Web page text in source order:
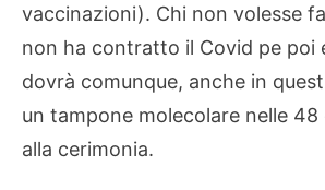
vaccinazioni). Chi non volesse
non ha contratto il Covid pe poi
dovrà comunque, anche in
un tampone molecolare nelle
alla cerimonia.